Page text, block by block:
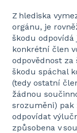
Z hlediska
orgánu, je
škodu odpovídá
konkrétní člen
odpovědnost
škodu spáchal
(tedy ostatní
žádnou
srozuměni)
odpovídat
způsobena v